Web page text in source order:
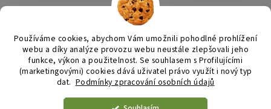
Používáme cookies, abychom Vám umožnili pohodlné prohlížení
webu a díky analýze provozu webu neustále zlepšovali jeho
funkce, výkon a použitelnost. Se souhlasem s Profilujícími
(marketingovými) cookies dává uživatel právo využít i nový typ
dat. Podmínky zpracování osobních údajů
Vytvořil Shoptet